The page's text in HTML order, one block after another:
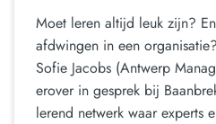
Moet leren altijd leuk zijn?
afdwingen in een
Sofie Jacobs (Antwerp
erover in gesprek bij
lerend netwerk waar experts